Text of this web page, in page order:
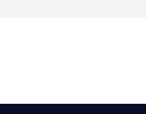
nem tartalmazza. További